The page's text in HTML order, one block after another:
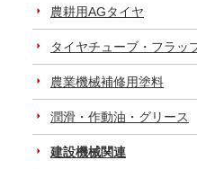
農耕用AGタイヤ
タイヤチューブ・フラッ
農業機械補修用塗料
潤滑・作動油・グリース
建設機械関連